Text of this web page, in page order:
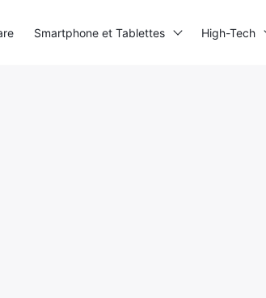
Smartphone et Tablettes High-Tech